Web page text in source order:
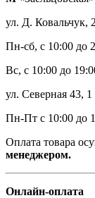
ул. Д. Ковальчук,
Пн-сб, с 10:00 до
Вс, с 10:00 до
ул. Северная 43,
Пн-Пт с 10:00 до
Оплата товара
менеджером.
Онлайн-оплата